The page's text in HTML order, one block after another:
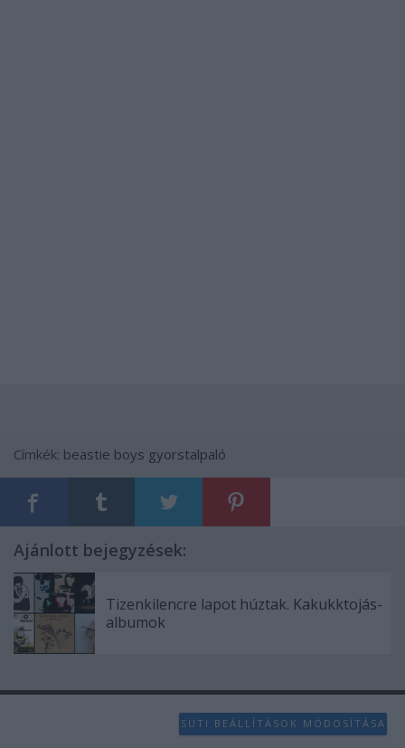
Címkék: beastie boys gyorstalpaló
Ajánlott bejegyzések:
Tizenkilencre lapot húztak. Kakukktojás-
albumok
SÜTI BEÁLLÍTÁSOK MÓDOSÍTÁSA